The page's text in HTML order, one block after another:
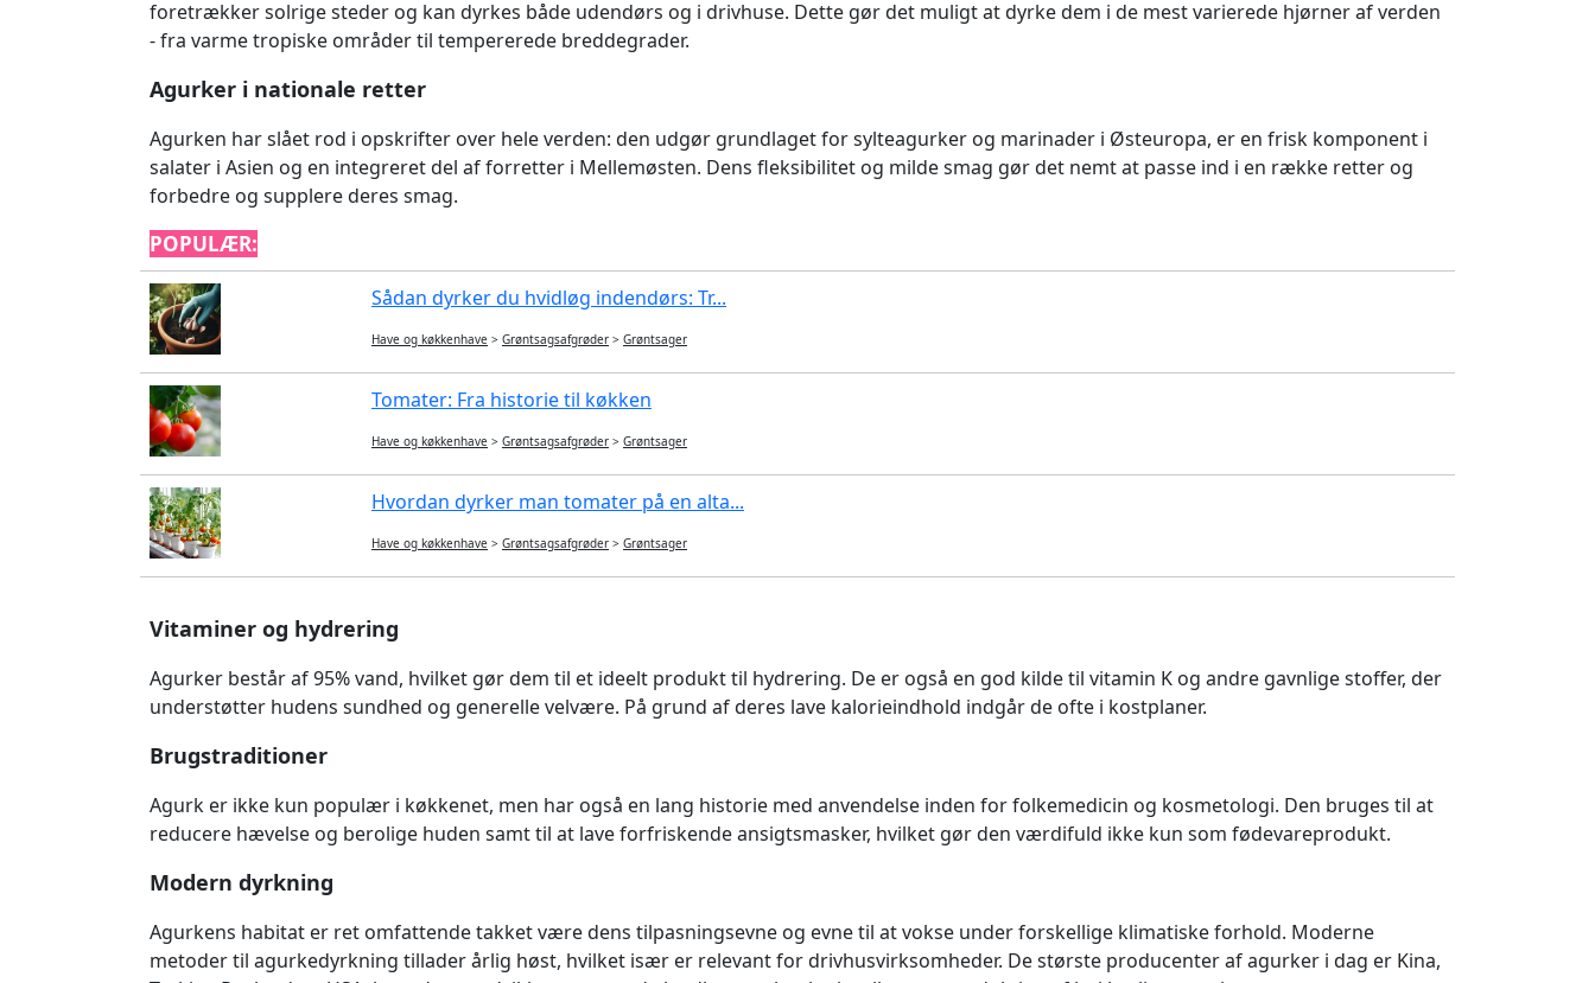
foretrækker solrige steder og kan dyrkes både udendørs og i drivhuse. Dette gør det muligt at dyrke dem i de mest varierede hjørner af verden
- fra varme tropiske områder til tempererede breddegrader.
Agurker i nationale retter
Agurken har slået rod i opskrifter over hele verden: den udgør grundlaget for sylteagurker og marinader i Østeuropa, er en frisk komponent i
salater i Asien og en integreret del af forretter i Mellemøsten. Dens fleksibilitet og milde smag gør det nemt at passe ind i en række retter og
forbedre og supplere deres smag.
POPULÆR:
Sådan dyrker du hvidløg indendørs: Tr...
Have og køkkenhave > Grøntsagsafgrøder > Grøntsager
Tomater: Fra historie til køkken
Have og køkkenhave > Grøntsagsafgrøder > Grøntsager
Hvordan dyrker man tomater på en alta...
Have og køkkenhave > Grøntsagsafgrøder > Grøntsager
Vitaminer og hydrering
Agurker består af 95% vand, hvilket gør dem til et ideelt produkt til hydrering. De er også en god kilde til vitamin K og andre gavnlige stoffer, der
understøtter hudens sundhed og generelle velvære. På grund af deres lave kalorieindhold indgår de ofte i kostplaner.
Brugstraditioner
Agurk er ikke kun populær i køkkenet, men har også en lang historie med anvendelse inden for folkemedicin og kosmetologi. Den bruges til at
reducere hævelse og berolige huden samt til at lave forfriskende ansigtsmasker, hvilket gør den værdifuld ikke kun som fødevareprodukt.
Modern dyrkning
Agurkens habitat er ret omfattende takket være dens tilpasningsevne og evne til at vokse under forskellige klimatiske forhold. Moderne
metoder til agurkedyrkning tillader årlig høst, hvilket især er relevant for drivhusvirksomheder. De største producenter af agurker i dag er Kina,